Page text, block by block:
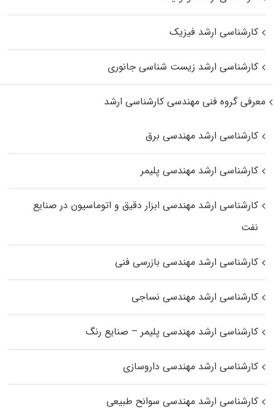
کارشناسی ارشد فیزیک
کارشناسی ارشد زیست‌ شناسی جانوری
معرفی گروه فنی مهندسی کارشناسی ارشد
کارشناسی ارشد مهندسی برق
کارشناسی ارشد مهندسی پلیمر
کارشناسی ارشد مهندسی ابزار دقیق و اتوماسیون در صنایع
نفت
کارشناسی ارشد مهندسی بازرسی فنی
کارشناسی ارشد مهندسی نساجی
کارشناسی ارشد مهندسی پلیمر – صنایع رنگ
کارشناسی ارشد مهندسی داروسازی
کارشناسی ارشد مهندسی سوانح طبیعی